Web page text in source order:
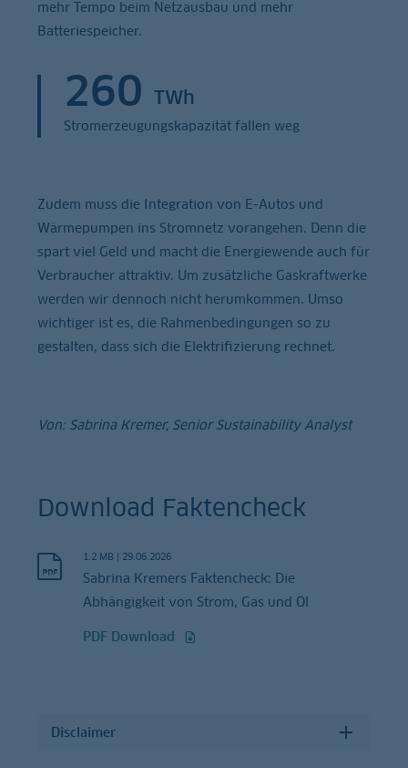
mehr Tempo beim Netzausbau und mehr
Batteriespeicher.
260 TWh
Stromerzeugungskapazität fallen weg
Zudem muss die Integration von E-Autos und
Wärmepumpen ins Stromnetz vorangehen. Denn die
spart viel Geld und macht die Energiewende auch für
Verbraucher attraktiv. Um zusätzliche Gaskraftwerke
werden wir dennoch nicht herumkommen. Umso
wichtiger ist es, die Rahmenbedingungen so zu
gestalten, dass sich die Elektrifizierung rechnet.
Von: Sabrina Kremer, Senior Sustainability Analyst
Download Faktencheck
1.2 MB | 29.06.2026
Sabrina Kremers Faktencheck: Die
Abhängigkeit von Strom, Gas und Öl
PDF Download
Disclaimer